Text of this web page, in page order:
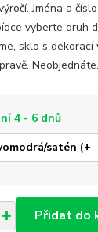
Jména a
vyberte druh
sklo s dekorací
4 - 6 dnů
Přidat do